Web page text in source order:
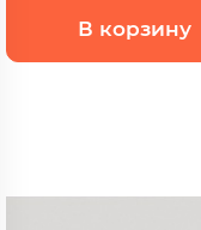
В корзину